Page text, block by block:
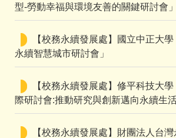
型-勞動幸福與環境友善的關鍵研討會」
【校務永續發展處】國立中正大
永續智慧城市研討會」
【校務永續發展處】修平科技大
際研討會:推動研究與創新邁向永續生活
【校務永續發展處】財團法人台